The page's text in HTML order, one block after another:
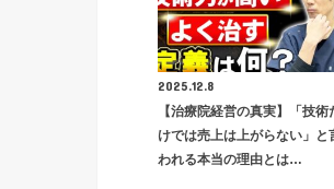
2025.12.8
【治療院経営の真実】「技術
けでは売上は上がらない」と
われる本当の理由とは…